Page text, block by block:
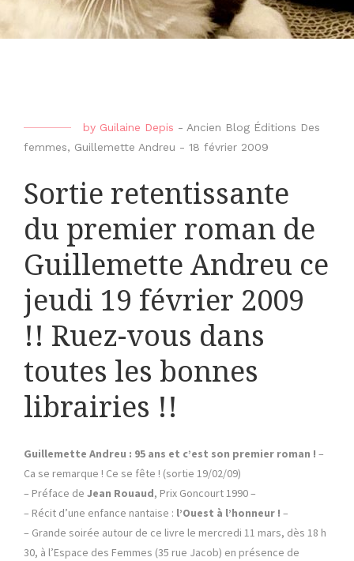
by Guilaine Depis - Ancien Blog Éditions Des
femmes, Guillemette Andreu - 18 février 2009
Sortie retentissante
du premier roman de
Guillemette Andreu ce
jeudi 19 février 2009
!! Ruez-vous dans
toutes les bonnes
librairies !!
Guillemette Andreu : 95 ans et c’est son premier roman ! –
Ca se remarque ! Ce se fête ! (sortie 19/02/09)
– Préface de Jean Rouaud, Prix Goncourt 1990 –
– Récit d’une enfance nantaise : l’Ouest à l’honneur ! –
– Grande soirée autour de ce livre le mercredi 11 mars, dès 18 h
30, à l’Espace des Femmes (35 rue Jacob) en présence de